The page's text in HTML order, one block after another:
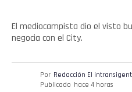
El mediocampista dio el visto
negocia con el City.
Por Redacción El
Publicado hace 4 horas